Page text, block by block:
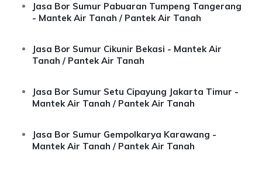
Jasa Bor Sumur Pabuaran Tumpeng Tangerang
- Mantek Air Tanah / Pantek Air Tanah
Jasa Bor Sumur Cikunir Bekasi - Mantek Air
Tanah / Pantek Air Tanah
Jasa Bor Sumur Setu Cipayung Jakarta Timur -
Mantek Air Tanah / Pantek Air Tanah
Jasa Bor Sumur Gempolkarya Karawang -
Mantek Air Tanah / Pantek Air Tanah